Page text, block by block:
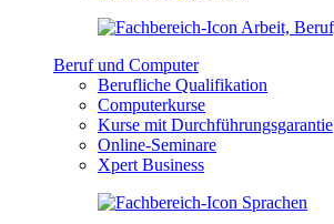
Beruf und Computer
Berufliche Qualifikation
Computerkurse
Kurse mit Durchführungsgarantie
Online-Seminare
Xpert Business